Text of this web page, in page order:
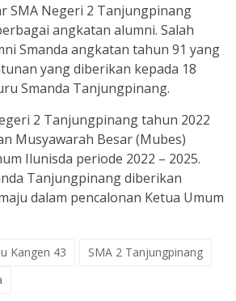
SMA Negeri 2 Tanjungpinang
angkatan alumni. Salah
Smanda angkatan tahun 91 yang
yang diberikan kepada 18
Smanda Tanjungpinang.
2 Tanjungpinang tahun 2022
Musyawarah Besar (Mubes)
Ilunisda periode 2022 – 2025.
Tanjungpinang diberikan
dalam pencalonan Ketua Umum
Kangen 43
SMA 2 Tanjungpinang